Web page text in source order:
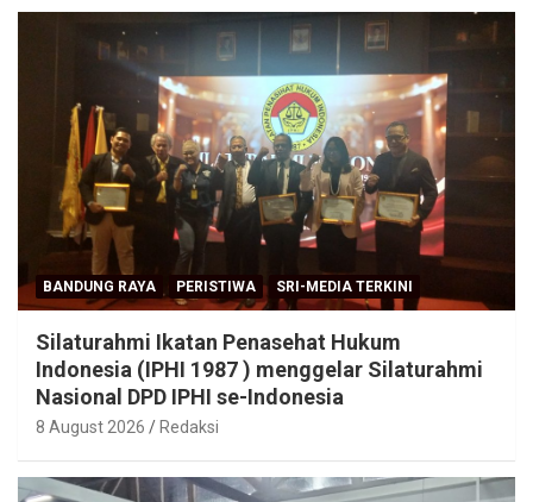
BANDUNG RAYA PERISTIWA SRI-MEDIA TERKINI
Silaturahmi Ikatan Penasehat Hukum
Indonesia (IPHI 1987 ) menggelar Silaturahmi
Nasional DPD IPHI se-Indonesia
8 August 2026 Redaksi